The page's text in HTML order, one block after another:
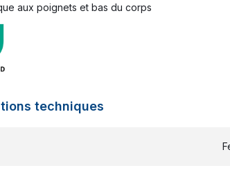
aux poignets et bas du corps
techniques